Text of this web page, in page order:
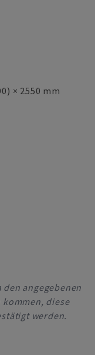
× 2550 mm
den angegebenen
diese
werden.